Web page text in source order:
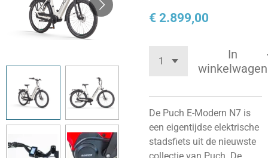
€ 2.899,00
In
winkelwagen
De Puch E-Modern N7 is
een eigentijdse elektrische
stadsfiets uit de nieuwste